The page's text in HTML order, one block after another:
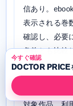
信あり。
表示される巻
確認し、必要
条件とも比較
ebookjapanは
ポンやキャン
今すぐ確認
DOCTOR PRICE